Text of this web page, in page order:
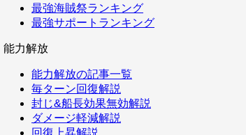
最強海賊祭ランキング
最強サポートランキング
能力解放
能力解放の記事一覧
毎ターン回復解説
封じ&船長効果無効解説
ダメージ軽減解説
回復上昇解説